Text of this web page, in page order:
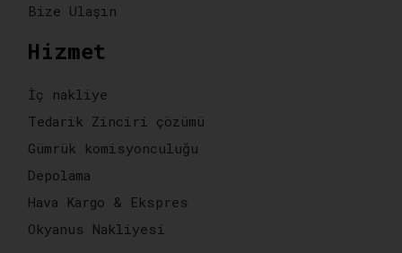
Bize Ulaşın
Hizmet
İç nakliye
Tedarik Zinciri çözümü
Gümrük komisyonculuğu
Depolama
Hava Kargo & Ekspres
Okyanus Nakliyesi